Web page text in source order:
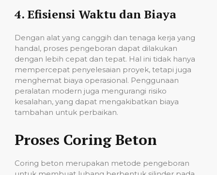
4. Efisiensi Waktu dan Biaya
Dengan alat yang canggih dan tenaga kerja yang
handal, proses pengeboran dapat dilakukan
dengan lebih cepat dan tepat. Hal ini tidak hanya
mempercepat penyelesaian proyek, tetapi juga
menghemat biaya operasional. Penggunaan
peralatan modern juga mengurangi risiko
kesalahan, yang dapat mengakibatkan biaya
tambahan untuk perbaikan.
Proses Coring Beton
Coring beton merupakan metode pengeboran